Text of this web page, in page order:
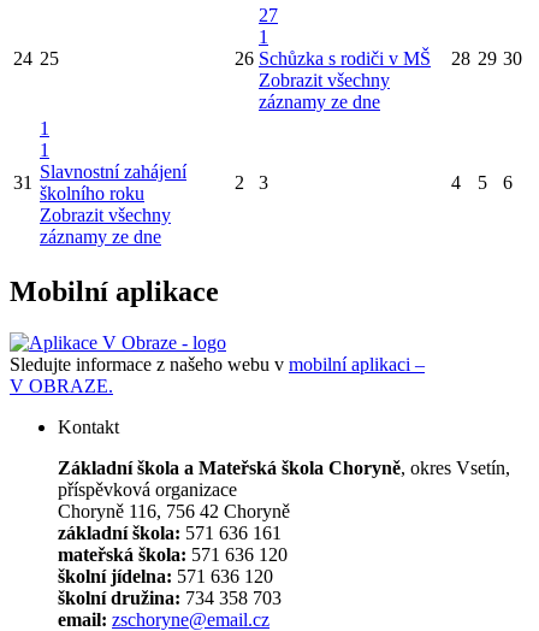
24 25 26
27
1
Schůzka s rodiči v MŠ
Zobrazit všechny
záznamy ze dne
28 29 30
31
1
1
Slavnostní zahájení
školního roku
Zobrazit všechny
záznamy ze dne
2 3 4 5 6
Mobilní aplikace
Sledujte informace z našeho webu v mobilní aplikaci –
V OBRAZE.
Kontakt
Základní škola a Mateřská škola Choryně, okres Vsetín,
příspěvková organizace
Choryně 116, 756 42 Choryně
základní škola: 571 636 161
mateřská škola: 571 636 120
školní jídelna: 571 636 120
školní družina: 734 358 703
email: zschoryne@email.cz